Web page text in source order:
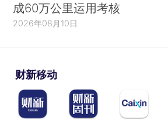
成60万公里运用考核
2026年08月10日
财新移动